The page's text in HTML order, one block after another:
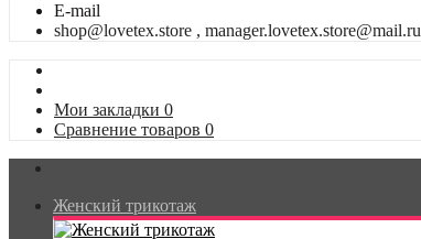
E-mail
shop@lovetex.store , manager.lovetex.store@mail.ru
Мои закладки 0
Сравнение товаров 0
Женский трикотаж